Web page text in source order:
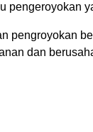
pengeroyokan
dan